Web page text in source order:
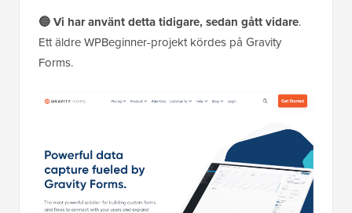
🔵 Vi har använt detta tidigare, sedan gått vidare.
Ett äldre WPBeginner-projekt kördes på Gravity
Forms.